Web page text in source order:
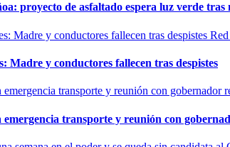
proyecto de asfaltado espera luz verde tras
Madre y conductores fallecen tras despistes
transporte y reunión con